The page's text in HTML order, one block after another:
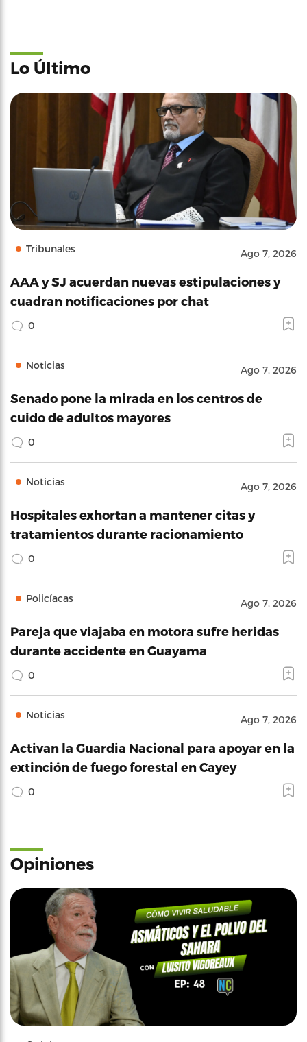
Lo Último
Tribunales Ago 7, 2026
AAA y SJ acuerdan nuevas estipulaciones y
cuadran notificaciones por chat
0
Noticias Ago 7, 2026
Senado pone la mirada en los centros de
cuido de adultos mayores
0
Noticias Ago 7, 2026
Hospitales exhortan a mantener citas y
tratamientos durante racionamiento
0
Policíacas Ago 7, 2026
Pareja que viajaba en motora sufre heridas
durante accidente en Guayama
0
Noticias Ago 7, 2026
Activan la Guardia Nacional para apoyar en la
extinción de fuego forestal en Cayey
0
Opiniones